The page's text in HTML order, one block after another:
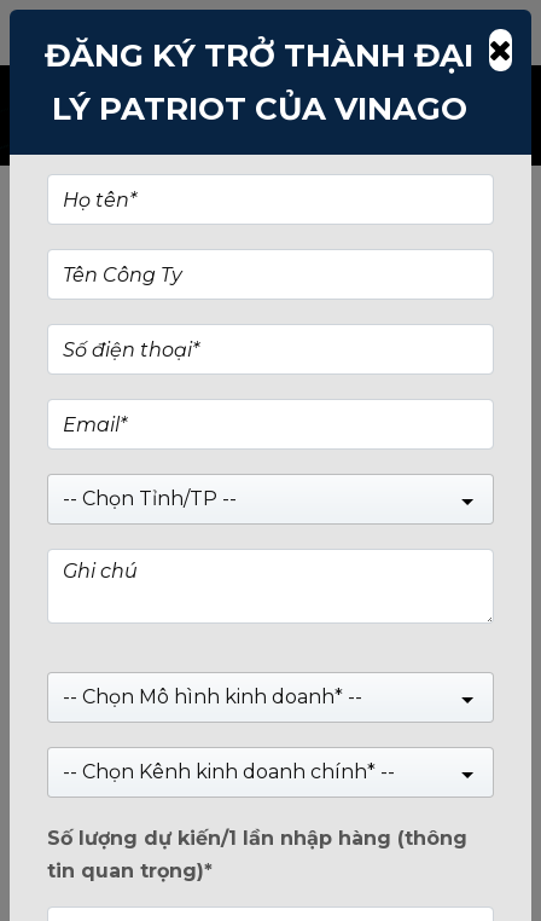
ĐĂNG KÝ TRỞ THÀNH ĐẠI
LÝ PATRIOT CỦA VINAGO
-- Chọn Tỉnh/TP --
-- Chọn Mô hình kinh doanh* --
-- Chọn Kênh kinh doanh chính* --
Số lượng dự kiến/1 lần nhập hàng (thông
tin quan trọng)*